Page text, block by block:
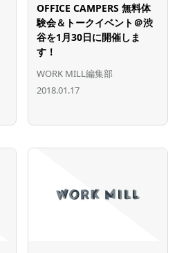
OFFICE CAMPERS 無料体
験会＆トークイベント＠渋
谷を1月30日に開催しま
す！
WORK MILL編集部
2018.01.17